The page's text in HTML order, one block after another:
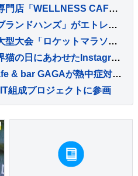
砂糖不使用スムージー専門店「WELLNESS CAFE SAPRO」が神宮前にグランドオープン
ブランド買取専門店「ブランドハンズ」がエトレ豊中に新店舗をオープン
自己ベスト更新を狙う大型大会「ロケットマラソン2026」開催
コスモウォーターが世界猫の日にあわせたInstagramキャンペーンと新規契約特典を実施
大阪市北区のDining cafe & bar GAGAが熱中症対策でソルティーレモンジュースを無料配布
組成プロジェクトに参画